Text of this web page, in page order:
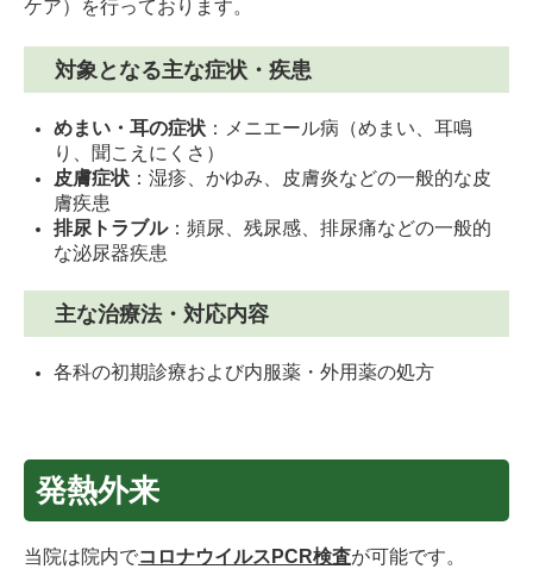
ケア）を行っております。
対象となる主な症状・疾患
めまい・耳の症状 ：メニエール病（めまい、耳鳴
り、聞こえにくさ）
皮膚症状 ：湿疹、かゆみ、皮膚炎などの一般的な皮
膚疾患
排尿トラブル：頻尿、残尿感、排尿痛などの一般的
な泌尿器疾患
主な治療法・対応内容
各科の初期診療および内服薬・外用薬の処方
発熱外来
当院は院内でコロナウイルスPCR検査が可能です。